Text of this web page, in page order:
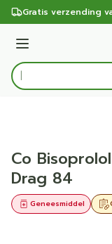
Ga naar de inhoud
Gratis verzending
Menu
Product, merk,
Co
Drag 84
Geneesmiddel